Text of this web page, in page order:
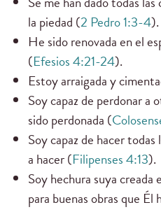
la piedad (2 Pedro 1:3-4).
He sido renovada en el
(Efesios 4:21-24).
Estoy arraigada y
Soy capaz de perdonar a
sido perdonada (
Soy capaz de hacer
a hacer (Filipenses 4:13).
Soy hechura suya creada
para buenas obras que Él